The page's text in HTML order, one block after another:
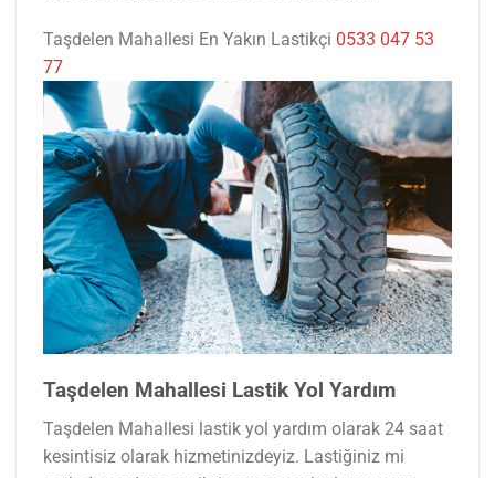
Taşdelen Mahallesi En Yakın Lastikçi 0533 047 53
77
Taşdelen Mahallesi Lastik Yol Yardım
Taşdelen Mahallesi lastik yol yardım olarak 24 saat
kesintisiz olarak hizmetinizdeyiz. Lastiğiniz mi